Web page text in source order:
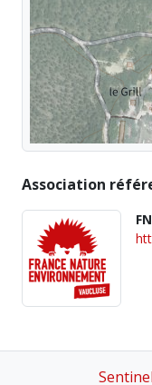
Association